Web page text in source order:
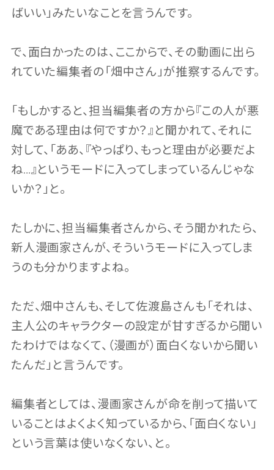
ばいい」みたいなことを言うんです。
で、面白かったのは、ここからで、その動画に出ら
れていた編集者の「畑中さん」が推察するんです。
「もしかすると、担当編集者の方から『この人が悪
魔である理由は何ですか？』と聞かれて、それに
対して、「ああ、『やっぱり、もっと理由が必要だよ
ね…』というモードに入ってしまっているんじゃな
いか？」と。
たしかに、担当編集者さんから、そう聞かれたら、
新人漫画家さんが、そういうモードに入ってしま
うのも分かりますよね。
ただ、畑中さんも、そして佐渡島さんも「それは、
主人公のキャラクターの設定が甘すぎるから聞い
たわけではなくて、（漫画が）面白くないから聞い
たんだ」と言うんです。
編集者としては、漫画家さんが命を削って描いて
いることはよくよく知っているから、「面白くない」
という言葉は使いなくない、と。